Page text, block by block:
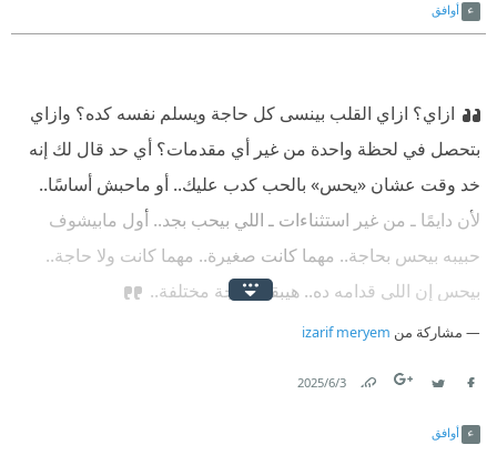
أوافق
ازاي؟ ازاي القلب بينسى كل حاجة ويسلم نفسه كده؟ وازاي
بتحصل في لحظة واحدة من غير أي مقدمات؟ أي حد قال لك إنه
خد وقت عشان «يحس» بالحب كدب عليك.. أو ماحبش أساسًا..
لأن دايمًا ـ من غير استثناءات ـ اللي بيحب بجد.. أول مابيشوف
حبيبه بيحس بحاجة.. مهما كانت صغيرة.. مهما كانت ولا حاجة..
بيحس إن اللي قدامه ده.. هيبقى حاجة مختلفة..
مشاركة من izarif meryem
3‏/6‏/2025
أوافق